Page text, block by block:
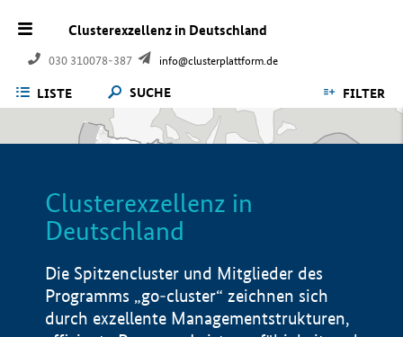
Clusterexzellenz in Deutschland
030 310078-387 info@clusterplattform.de
LISTE SUCHE FILTER
Clusterexzellenz in
Deutschland
Die Spitzencluster und Mitglieder des
Programms „go-cluster“ zeichnen sich
durch exzellente Managementstrukturen,